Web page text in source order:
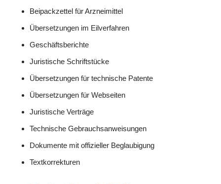
Beipackzettel für Arzneimittel
Übersetzungen im Eilverfahren
Geschäftsberichte
Juristische Schriftstücke
Übersetzungen für technische Patente
Übersetzungen für Webseiten
Juristische Verträge
Technische Gebrauchsanweisungen
Dokumente mit offizieller Beglaubigung
Textkorrekturen